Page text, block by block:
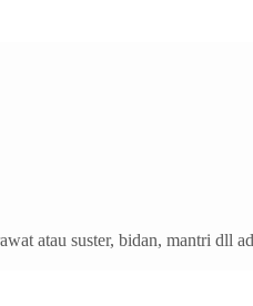
atau suster, bidan, mantri dll